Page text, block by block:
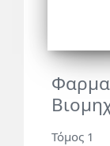
Τόμος 1